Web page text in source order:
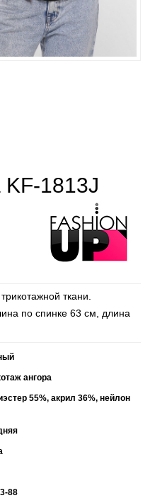
1813J
ткани.
по спинке 63 см, длина
ангора
55%, акрил 36%, нейлон
88